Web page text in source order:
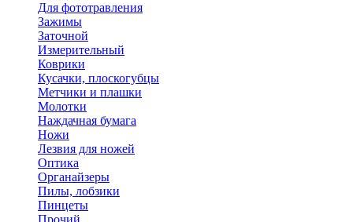
Для фототравления
Зажимы
Заточной
Измерительный
Коврики
Кусачки, плоскогубцы
Метчики и плашки
Молотки
Наждачная бумага
Ножи
Лезвия для ножей
Оптика
Органайзеры
Пилы, лобзики
Пинцеты
Прочий